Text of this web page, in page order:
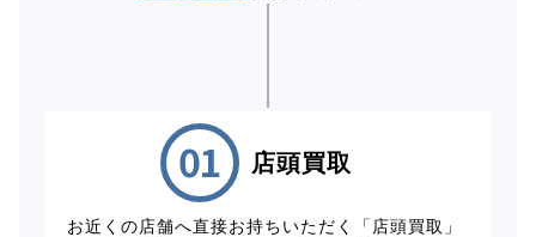
店頭買取
お近くの店舗へ直接お持ちいただく「店頭買取」